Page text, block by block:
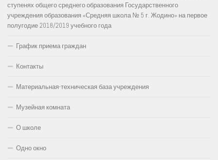
ступенях общего среднего образования Государственного
учреждения образования «Средняя школа № 5 г. Жодино» на первое
полугодие 2018/2019 учебного года
График приема граждан
Контакты
Материальная-техническая база учреждения
Музейная комната
О школе
Одно окно